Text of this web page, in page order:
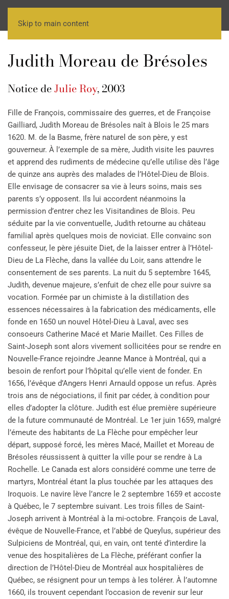
Skip to main content
Judith Moreau de Brésoles
Notice deJulie Roy, 2003
Fille de François, commissaire des guerres, et de Françoise
Gailliard, Judith Moreau de Brésoles naît à Blois le 25 mars
1620. M. de la Basme, frère naturel de son père, y est
gouverneur. À l’exemple de sa mère, Judith visite les pauvres
et apprend des rudiments de médecine qu’elle utilise dès l’âge
de quinze ans auprès des malades de l’Hôtel-Dieu de Blois.
Elle envisage de consacrer sa vie à leurs soins, mais ses
parents s’y opposent. Ils lui accordent néanmoins la
permission d’entrer chez les Visitandines de Blois. Peu
séduite par la vie conventuelle, Judith retourne au château
familial après quelques mois de noviciat. Elle convainc son
confesseur, le père jésuite Diet, de la laisser entrer à l’Hôtel-
Dieu de La Flèche, dans la vallée du Loir, sans attendre le
consentement de ses parents. La nuit du 5 septembre 1645,
Judith, devenue majeure, s’enfuit de chez elle pour suivre sa
vocation. Formée par un chimiste à la distillation des
essences nécessaires à la fabrication des médicaments, elle
fonde en 1650 un nouvel Hôtel-Dieu à Laval, avec ses
consoeurs Catherine Macé et Marie Maillet. Ces Filles de
Saint-Joseph sont alors vivement sollicitées pour se rendre en
Nouvelle-France rejoindre Jeanne Mance à Montréal, qui a
besoin de renfort pour l’hôpital qu’elle vient de fonder. En
1656, l’évêque d’Angers Henri Arnauld oppose un refus. Après
trois ans de négociations, il finit par céder, à condition pour
elles d’adopter la clôture. Judith est élue première supérieure
de la future communauté de Montréal. Le 1er juin 1659, malgré
l’émeute des habitants de La Flèche pour empêcher leur
départ, supposé forcé, les mères Macé, Maillet et Moreau de
Brésoles réussissent à quitter la ville pour se rendre à La
Rochelle. Le Canada est alors considéré comme une terre de
martyrs, Montréal étant la plus touchée par les attaques des
Iroquois. Le navire lève l’ancre le 2 septembre 1659 et accoste
à Québec, le 7 septembre suivant. Les trois filles de Saint-
Joseph arrivent à Montréal à la mi-octobre. François de Laval,
évêque de Nouvelle-France, et l’abbé de Queylus, supérieur des
Sulpiciens de Montréal, qui, en vain, ont tenté d’interdire la
venue des hospitalières de La Flèche, préférant confier la
direction de l’Hôtel-Dieu de Montréal aux hospitalières de
Québec, se résignent pour un temps à les tolérer. À l’automne
1660, ils trouvent cependant l’occasion de revenir sur leur